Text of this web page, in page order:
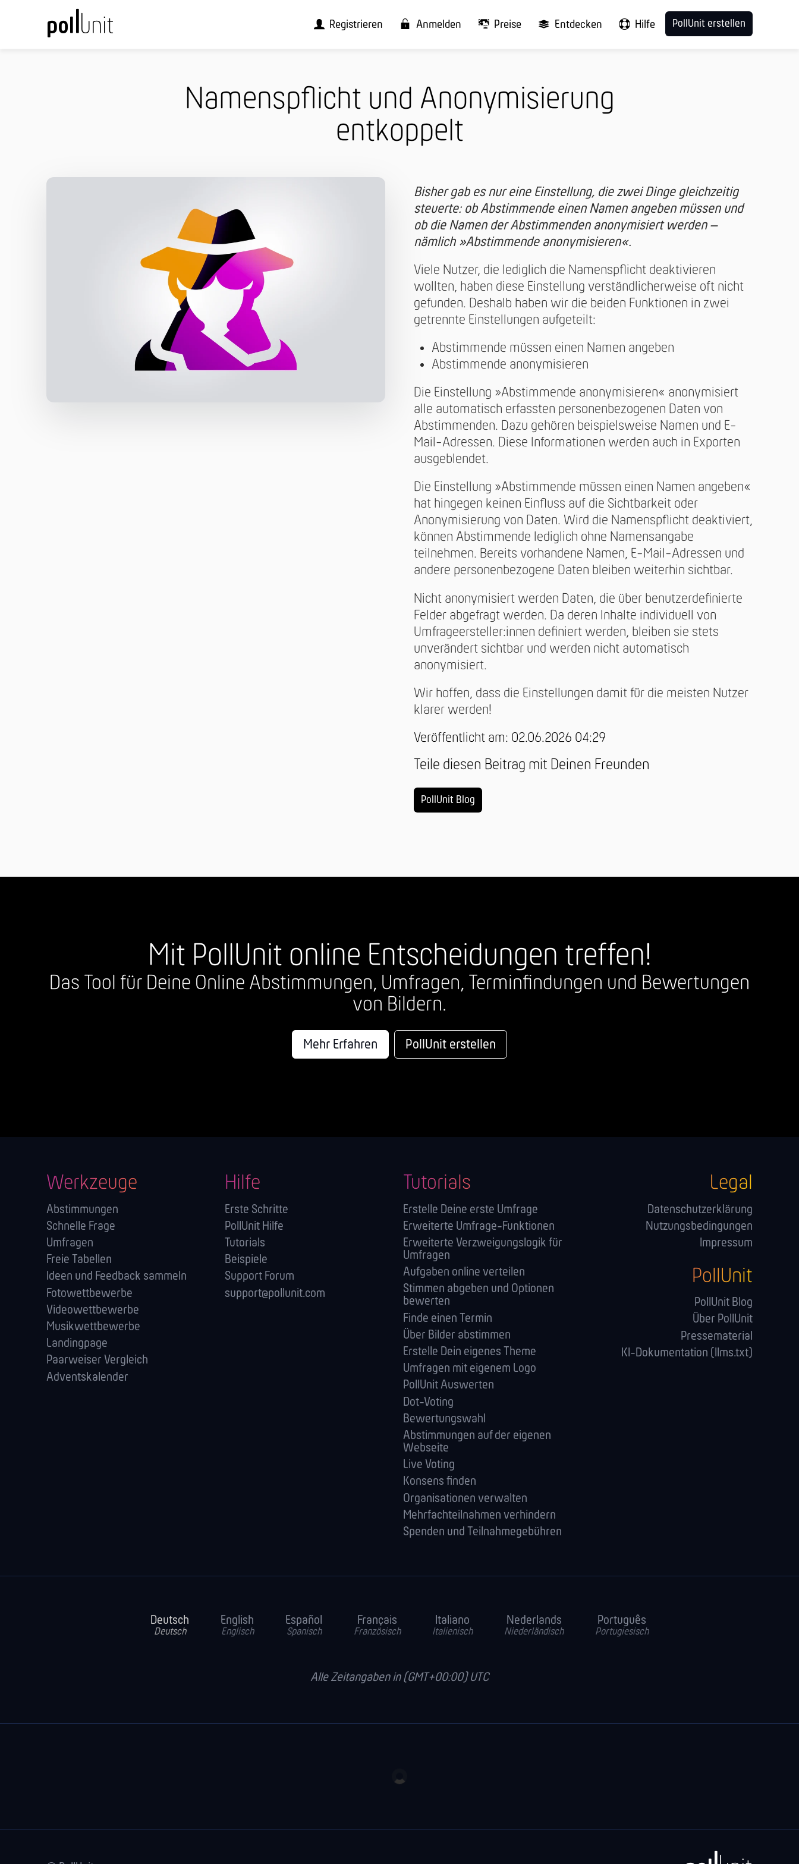
Registrieren Anmelden Preise Entdecken Hilfe PollUnit erstellen
Namenspflicht und Anonymisierung
entkoppelt
Bisher gab es nureineEinstellung, die zwei Dinge gleichzeitig
steuerte: ob Abstimmende einen Namen angeben müssen und
ob die Namen der Abstimmenden anonymisiert werden –
nämlich »Abstimmende anonymisieren«.
Viele Nutzer, die lediglich die Namenspflicht deaktivieren
wollten, haben diese Einstellung verständlicherweise oft nicht
gefunden. Deshalb haben wir die beiden Funktionen in zwei
getrennte Einstellungen aufgeteilt:
Abstimmende müssen einen Namen angeben
Abstimmende anonymisieren
Die Einstellung »Abstimmende anonymisieren« anonymisiert
alle automatisch erfassten personenbezogenen Daten von
Abstimmenden. Dazu gehören beispielsweise Namen und E-
Mail-Adressen. Diese Informationen werden auch in Exporten
ausgeblendet.
Die Einstellung »Abstimmende müssen einen Namen angeben«
hat hingegen keinen Einfluss auf die Sichtbarkeit oder
Anonymisierung von Daten. Wird die Namenspflicht deaktiviert,
können Abstimmende lediglich ohne Namensangabe
teilnehmen. Bereits vorhandene Namen, E-Mail-Adressen und
andere personenbezogene Daten bleiben weiterhin sichtbar.
Nicht anonymisiert werden Daten, die über benutzerdefinierte
Felder abgefragt werden. Da deren Inhalte individuell von
Umfrageersteller:innen definiert werden, bleiben sie stets
unverändert sichtbar und werden nicht automatisch
anonymisiert.
Wir hoffen, dass die Einstellungen damit für die meisten Nutzer
klarer werden!
Veröffentlicht am: 02.06.2026 04:29
Teile diesen Beitrag mit Deinen Freunden
PollUnit Blog
Mit PollUnit online Entscheidungen treffen!
Das Tool für Deine Online Abstimmungen, Umfragen, Terminfindungen und Bewertungen
von Bildern.
Mehr Erfahren PollUnit erstellen
Werkzeuge
Abstimmungen
Schnelle Frage
Umfragen
Freie Tabellen
Ideen und Feedback sammeln
Fotowettbewerbe
Videowettbewerbe
Musikwettbewerbe
Landingpage
Paarweiser Vergleich
Adventskalender
Hilfe
Erste Schritte
PollUnit Hilfe
Tutorials
Beispiele
Support Forum
support@pollunit.com
Tutorials
Erstelle Deine erste Umfrage
Erweiterte Umfrage-Funktionen
Erweiterte Verzweigungslogik für
Umfragen
Aufgaben online verteilen
Stimmen abgeben und Optionen
bewerten
Finde einen Termin
Über Bilder abstimmen
Erstelle Dein eigenes Theme
Umfragen mit eigenem Logo
PollUnit Auswerten
Dot-Voting
Bewertungswahl
Abstimmungen auf der eigenen
Webseite
Live Voting
Konsens finden
Orga­nisationen verwalten
Mehrfachteilnahmen verhindern
Spenden und Teilnahmegebühren
Legal
Datenschutzerklärung
Nutzungsbedingungen
Impressum
PollUnit
PollUnit Blog
Über PollUnit
Pressematerial
KI-Dokumentation (llms.txt)
Deutsch
Deutsch
English
Englisch
Español
Spanisch
Français
Französisch
Italiano
Italienisch
Nederlands
Niederländisch
Português
Portugiesisch
Alle Zeitangaben in (GMT+00:00) UTC